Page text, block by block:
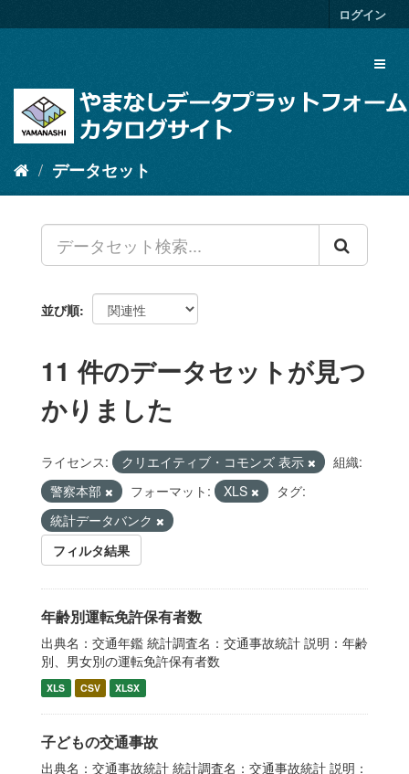
キ
ログイン
データセット
並び順
11 件のデータセットが見つ
かりました
ライセンス: クリエイティブ・コモンズ 表示
組織:
警察本部
フォーマット: XLS
タグ:
統計データバンク
フィルタ結果
年齢別運転免許保有者数
出典名：交通年鑑 統計調査名：交通事故統計 説明：年齢
別、男女別の運転免許保有者数
XLS CSV XLSX
子どもの交通事故
出典名：交通事故統計 統計調査名：交通事故統計 説明：